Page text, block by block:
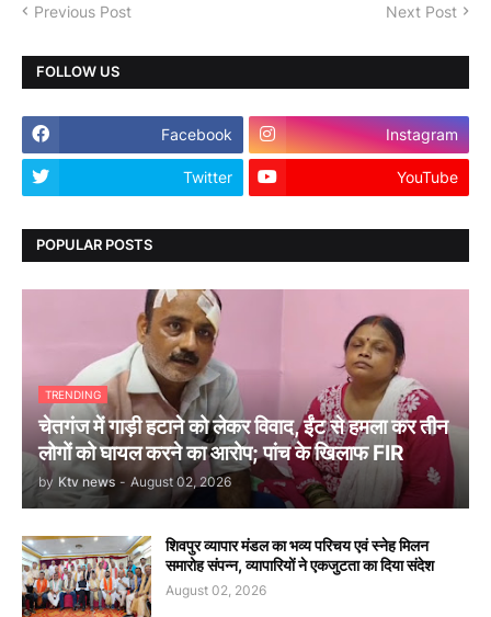
Previous Post Next Post
FOLLOW US
Facebook Instagram
Twitter YouTube
POPULAR POSTS
TRENDING
चेतगंज में गाड़ी हटाने को लेकर विवाद, ईंट से हमला कर तीन
लोगों को घायल करने का आरोप; पांच के खिलाफ FIR
by Ktv news - August 02, 2026
शिवपुर व्यापार मंडल का भव्य परिचय एवं स्नेह मिलन
समारोह संपन्न, व्यापारियों ने एकजुटता का दिया संदेश
August 02, 2026